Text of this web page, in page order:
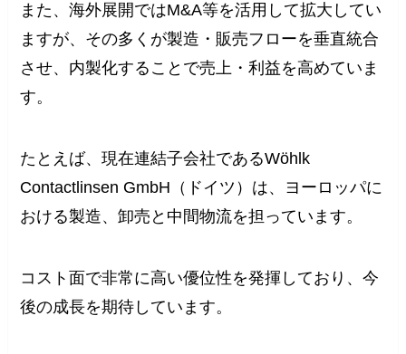
また、海外展開ではM&A等を活用して拡大してい
ますが、その多くが製造・販売フローを垂直統合
させ、内製化することで売上・利益を高めていま
す。
たとえば、現在連結子会社であるWöhlk
Contactlinsen GmbH（ドイツ）は、ヨーロッパに
おける製造、卸売と中間物流を担っています。
コスト面で非常に高い優位性を発揮しており、今
後の成長を期待しています。